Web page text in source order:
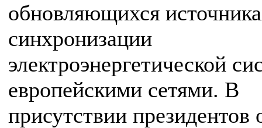
обновляющихся
синхронизации
электроэнергетической
европейскими сетями. В
присутствии президентов